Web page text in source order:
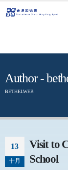
Author -
BETHELWEB
13
十月
Visit to
School